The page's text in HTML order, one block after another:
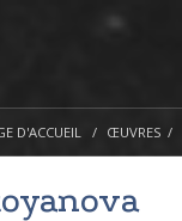
D'ACCUEIL ŒUVRES